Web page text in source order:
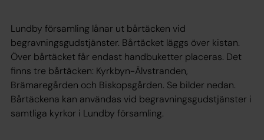
Lundby församling lånar ut bårtäcken vid
begravningsgudstjänster. Bårtäcket läggs över kistan.
Över bårtäcket får endast handbuketter placeras. Det
finns tre bårtäcken: Kyrkbyn-Älvstranden,
Brämaregården och Biskopsgården. Se bilder nedan.
Bårtäckena kan användas vid begravningsgudstjänster i
samtliga kyrkor i Lundby församling.